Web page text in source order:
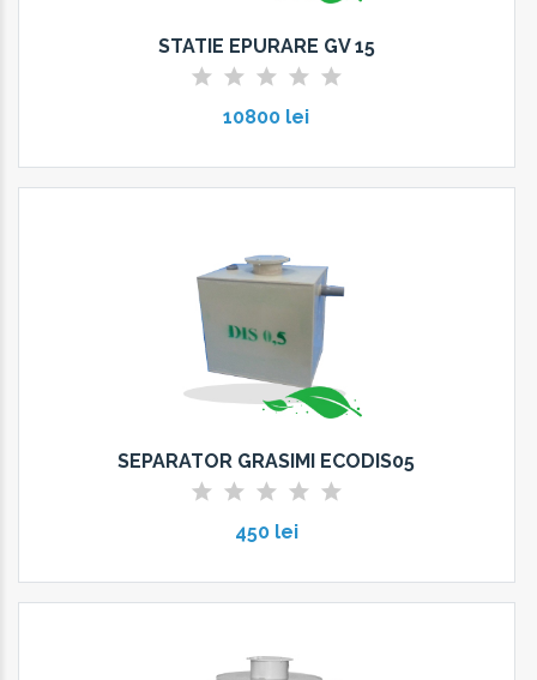
STATIE EPURARE GV 15
10800 lei
SEPARATOR GRASIMI ECODIS05
450 lei